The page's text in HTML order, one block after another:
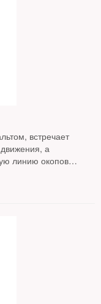
встречает
а
линию окопов
и
местным
до осени». Работы
Москвы «Моя улица»